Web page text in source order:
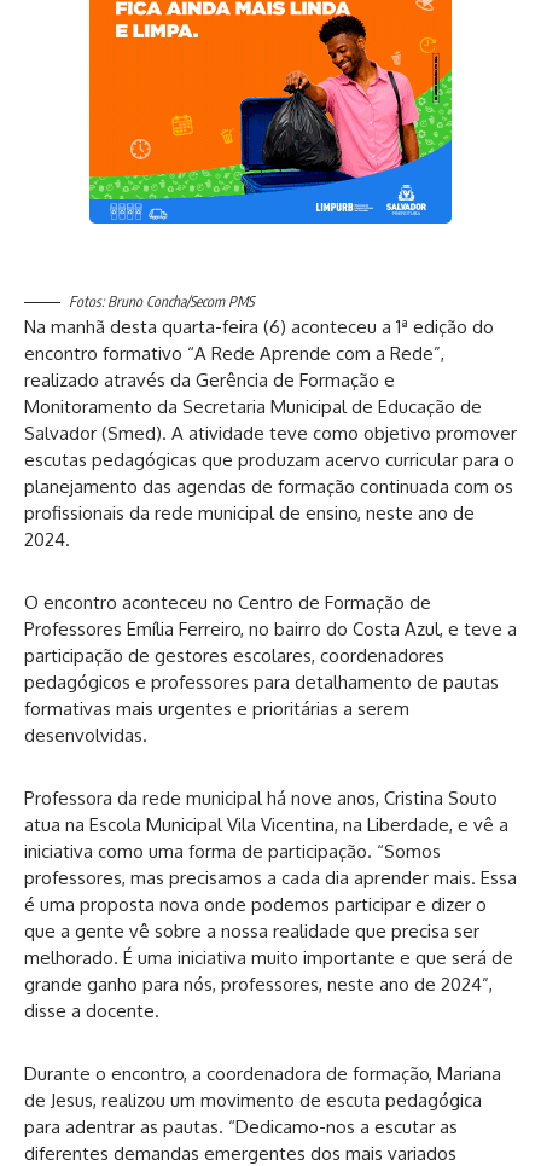
Fotos: Bruno Concha/Secom PMS
Na manhã desta quarta-feira (6) aconteceu a 1ª edição do
encontro formativo “A Rede Aprende com a Rede”,
realizado através da Gerência de Formação e
Monitoramento da Secretaria Municipal de Educação de
Salvador (Smed). A atividade teve como objetivo promover
escutas pedagógicas que produzam acervo curricular para o
planejamento das agendas de formação continuada com os
profissionais da rede municipal de ensino, neste ano de
2024.
O encontro aconteceu no Centro de Formação de
Professores Emília Ferreiro, no bairro do Costa Azul, e teve a
participação de gestores escolares, coordenadores
pedagógicos e professores para detalhamento de pautas
formativas mais urgentes e prioritárias a serem
desenvolvidas.
Professora da rede municipal há nove anos, Cristina Souto
atua na Escola Municipal Vila Vicentina, na Liberdade, e vê a
iniciativa como uma forma de participação. “Somos
professores, mas precisamos a cada dia aprender mais. Essa
é uma proposta nova onde podemos participar e dizer o
que a gente vê sobre a nossa realidade que precisa ser
melhorado. É uma iniciativa muito importante e que será de
grande ganho para nós, professores, neste ano de 2024”,
disse a docente.
Durante o encontro, a coordenadora de formação, Mariana
de Jesus, realizou um movimento de escuta pedagógica
para adentrar as pautas. “Dedicamo-nos a escutar as
diferentes demandas emergentes dos mais variados